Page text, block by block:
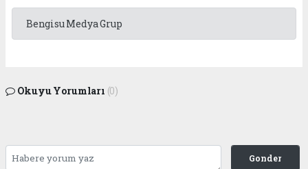
Bengisu Medya Grup
Okuyu Yorumları (0)
Gonder